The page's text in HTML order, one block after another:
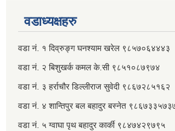
वडाध्यक्षहरु
वडा नं. १ दिव्रुङ्ग घनश्याम खरेल ९८५७०६४४४३
वडा नं. २ ‌‍बिशुखर्क कमल के.सी ९८५१०८७९७४
वडा नं. ३ हर्राचौर डिल्लीराज सुवेदी ९८६७२८५१६२
वडा नं. ४ शान्तिपुर बल बहादुर बस्नेत​
वडा नं. ५ ग्वाघा पृथ बहादुर कार्की ९८४७४२९७९५